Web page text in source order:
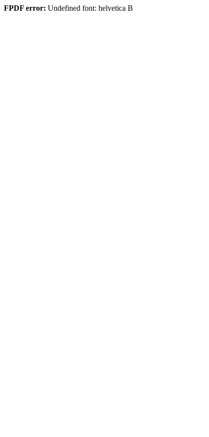
FPDF error: Undefined font: helvetica B